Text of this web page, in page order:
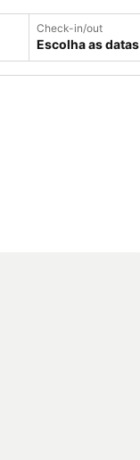
Check-in/out
Escolha as datas